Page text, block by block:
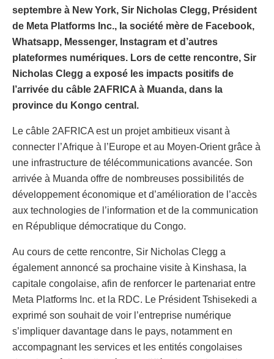
septembre à New York, Sir Nicholas Clegg, Président
de Meta Platforms Inc., la société mère de Facebook,
Whatsapp, Messenger, Instagram et d’autres
plateformes numériques. Lors de cette rencontre, Sir
Nicholas Clegg a exposé les impacts positifs de
l’arrivée du câble 2AFRICA à Muanda, dans la
province du Kongo central.
Le câble 2AFRICA est un projet ambitieux visant à
connecter l’Afrique à l’Europe et au Moyen-Orient grâce à
une infrastructure de télécommunications avancée. Son
arrivée à Muanda offre de nombreuses possibilités de
développement économique et d’amélioration de l’accès
aux technologies de l’information et de la communication
en République démocratique du Congo.
Au cours de cette rencontre, Sir Nicholas Clegg a
également annoncé sa prochaine visite à Kinshasa, la
capitale congolaise, afin de renforcer le partenariat entre
Meta Platforms Inc. et la RDC. Le Président Tshisekedi a
exprimé son souhait de voir l’entreprise numérique
s’impliquer davantage dans le pays, notamment en
accompagnant les services et les entités congolaises